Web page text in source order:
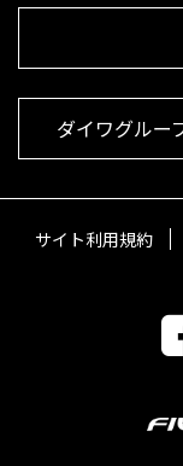
ダイワグルー
サイト利用規約